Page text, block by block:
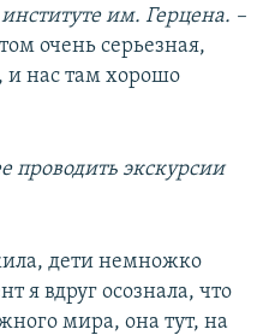
им. Герцена. –
очень серьезная,
и нас там хорошо
проводить экскурсии
дети немножко
я вдруг осознала, что
мира, она тут, на